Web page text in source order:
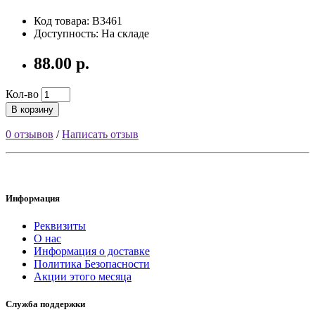
Код товара: B3461
Доступность: На складе
88.00 р.
Кол-во
В корзину
0 отзывов /Написать отзыв
Информация
Реквизиты
О нас
Информация о доставке
Политика Безопасности
Акции этого месяца
Служба поддержки